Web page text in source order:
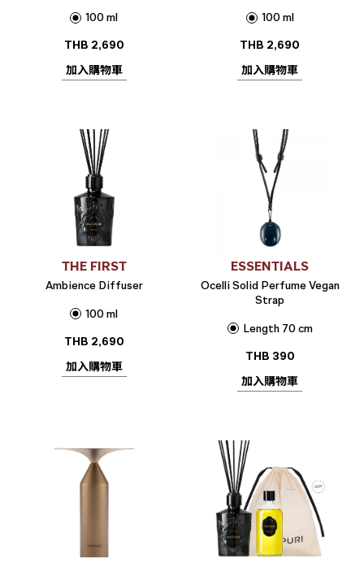
100 ml
THB 2,690
加入購物車
100 ml
THB 2,690
加入購物車
THE FIRST
Ambience Diffuser
100 ml
THB 2,690
加入購物車
ESSENTIALS
Ocelli Solid Perfume Vegan
Strap
Length 70 cm
THB 390
加入購物車